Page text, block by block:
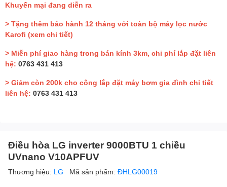
Khuyến mại đang diễn ra
> Tặng thêm bảo hành 12 tháng với toàn bộ máy lọc nước
Karofi (xem chi tiết)
> Miễn phí giao hàng trong bán kính 3km, chi phí lắp đặt liên
hệ: 0763 431 413
> Giảm còn 200k cho công lắp đặt máy bơm gia đình chi tiết
liên hệ: 0763 431 413
Điều hòa LG inverter 9000BTU 1 chiều
UVnano V10APFUV
Thương hiệu: LG Mã sản phẩm: ĐHLG00019